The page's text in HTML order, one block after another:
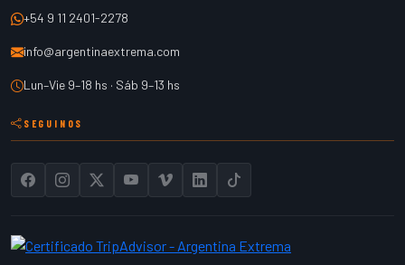
+54 9 11 2401-2278
info@argentinaextrema.com
Lun–Vie 9–18 hs · Sáb 9–13 hs
SEGUINOS